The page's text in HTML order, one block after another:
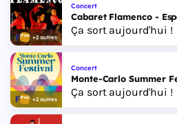
+2 autres
Concert
Cabaret Flamenco -
Ça sort aujourd'hui !
+2 autres
Concert
Monte-Carlo Summer
Ça sort aujourd'hui !